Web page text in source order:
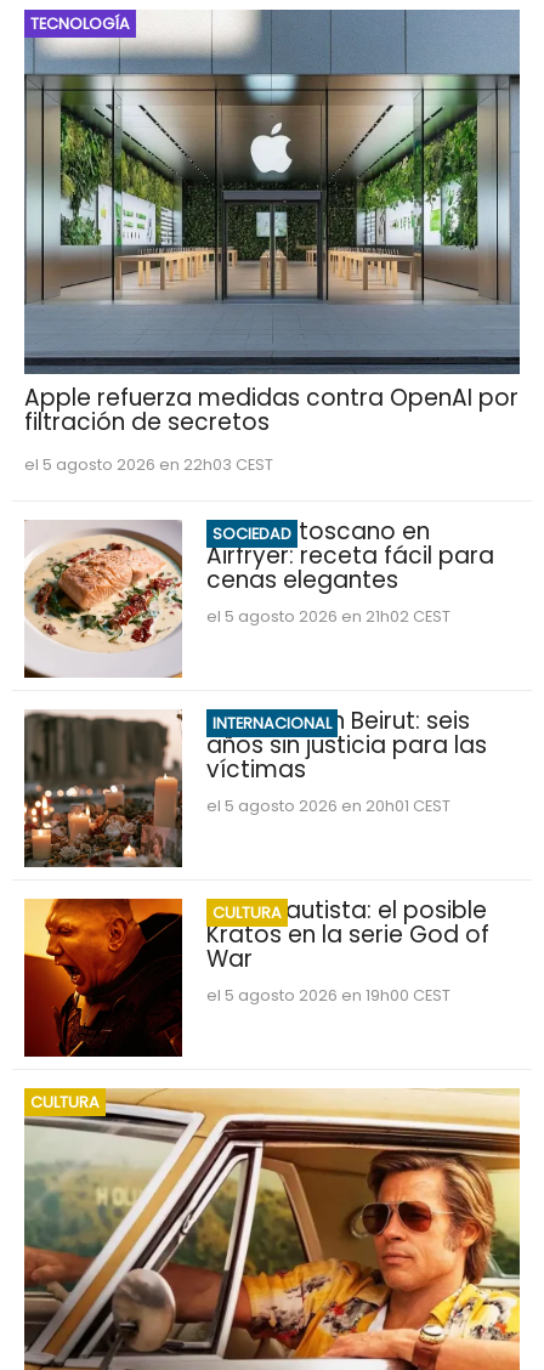
TECNOLOGÍA
Apple refuerza medidas contra OpenAI por
filtración de secretos
el 5 agosto 2026 en 22h03 CEST
SOCIEDAD
Salmón toscano en
Airfryer: receta fácil para
cenas elegantes
el 5 agosto 2026 en 21h02 CEST
INTERNACIONAL
Explosión en Beirut: seis
años sin justicia para las
víctimas
el 5 agosto 2026 en 20h01 CEST
CULTURA
Dave Bautista: el posible
Kratos en la serie God of
War
el 5 agosto 2026 en 19h00 CEST
CULTURA